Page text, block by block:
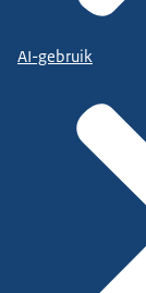
AI-gebruik